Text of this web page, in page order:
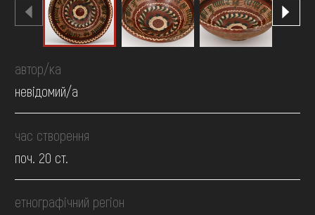
автор/ка
невідомий/а
час створення
поч. 20 ст.
етнографічний регіон